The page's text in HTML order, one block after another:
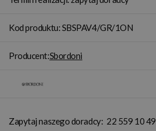
Kod produktu: SBSPAV4/GR/1ON
Producent:Sbordoni
Zapytaj naszego doradcy: 22 559 10 49